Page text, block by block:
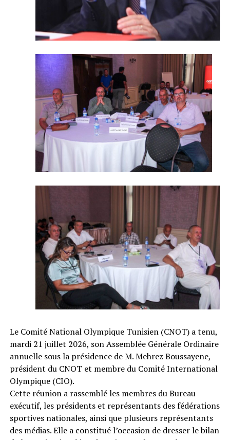
Le Comité National Olympique Tunisien (CNOT) a tenu,
mardi 21 juillet 2026, son Assemblée Générale Ordinaire
annuelle sous la présidence de M. Mehrez Boussayene,
président du CNOT et membre du Comité International
Olympique (CIO).
Cette réunion a rassemblé les membres du Bureau
exécutif, les présidents et représentants des fédérations
sportives nationales, ainsi que plusieurs représentants
des médias. Elle a constitué l’occasion de dresser le bilan